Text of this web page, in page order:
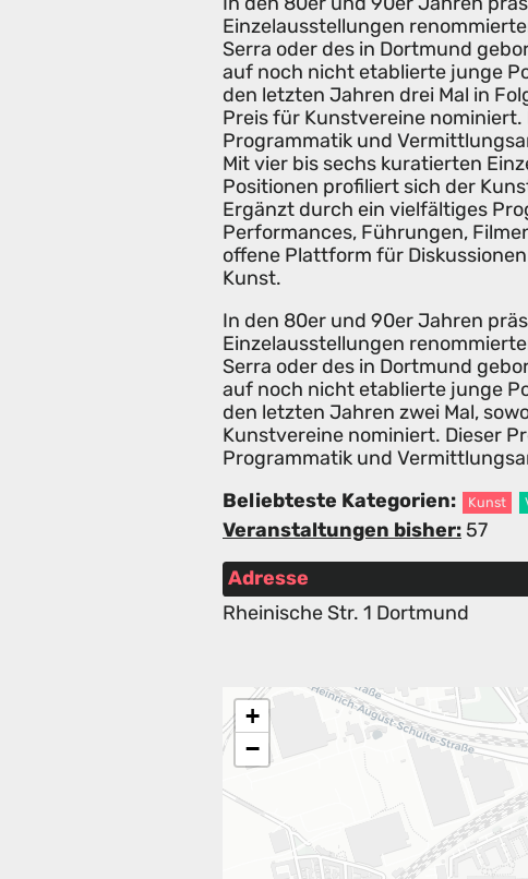
Einzelausstellungen
Serra oder des in Dortmund
auf noch nicht etablierte junge
den letzten Jahren drei Mal in
Preis für Kunstvereine
Programmatik und
Mit vier bis sechs kuratierten
Positionen profiliert sich der
Ergänzt durch ein vielfältiges
Performances, Führungen,
offene Plattform für
Kunst.
In den 80er und 90er Jahren
Einzelausstellungen
Serra oder des in Dortmund
auf noch nicht etablierte junge
den letzten Jahren zwei Mal,
Kunstvereine nominiert. Dieser
Programmatik und
Beliebteste Kategorien:
Kunst
Veranstaltungen bisher: 57
Adresse
Rheinische Str. 1 Dortmund
+
−